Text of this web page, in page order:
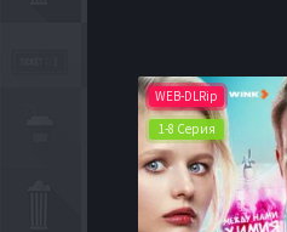
WEB-DLRip
1-8 Серия